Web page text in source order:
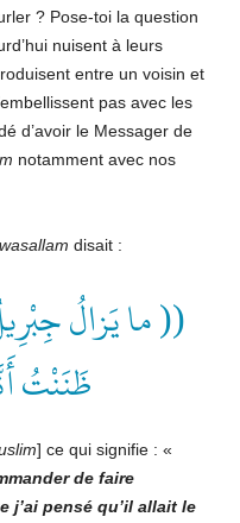
? Pose-toi la question
nuisent à leurs
entre un voisin et
pas avec les
d’avoir le Messager de
notamment avec nos
disait :
(( ما يَزالُ
ظَنَنْتُ
] ce qui signifie : «
de faire
pensé qu’il allait le